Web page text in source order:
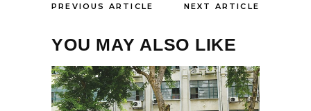
PREVIOUS ARTICLE NEXT ARTICLE
YOU MAY ALSO LIKE